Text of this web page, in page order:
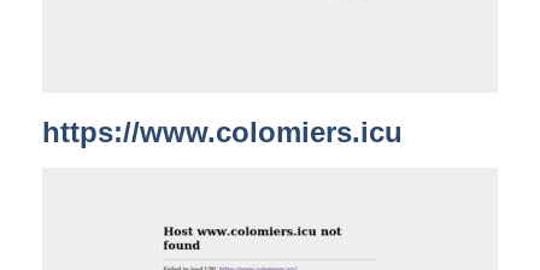
https://www.colomiers.icu